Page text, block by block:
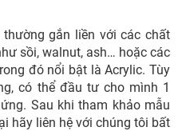
gắn liền với các chất
sồi, walnut, ash… hoặc các
đó nổi bật là Acrylic. Tùy
có thể đầu tư cho mình 1
Sau khi tham khảo mẫu
hãy liên hệ với chúng tôi bất